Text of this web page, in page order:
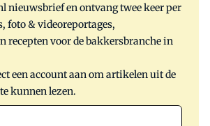
nieuwsbrief en ontvang twee keer per
foto & videoreportages,
recepten voor de bakkersbranche in
een account aan om artikelen uit de
kunnen lezen.